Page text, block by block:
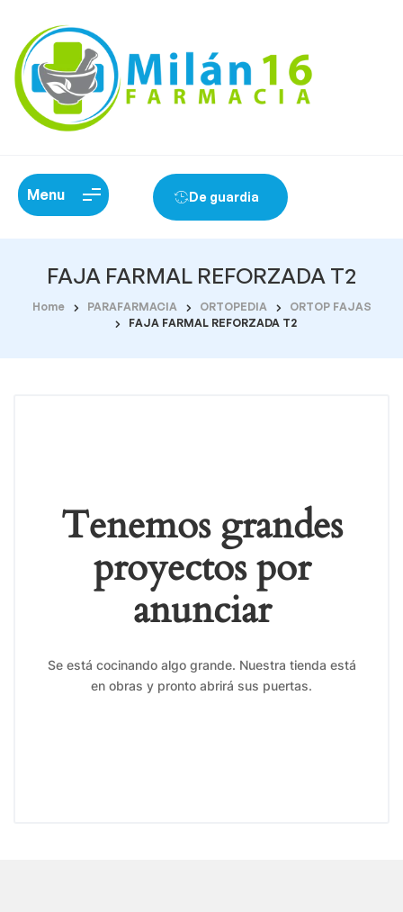
Menu De guardia
FAJA FARMAL REFORZADA T2
Home PARAFARMACIA ORTOPEDIA
ORTOP FAJAS
FAJA FARMAL REFORZADA T2
Tenemos grandes
proyectos por
anunciar
Se está cocinando algo grande. Nuestra tienda está
en obras y pronto abrirá sus puertas.